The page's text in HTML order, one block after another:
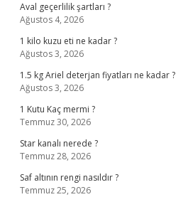
Aval geçerlilik şartları ?
Ağustos 4, 2026
1 kilo kuzu eti ne kadar ?
Ağustos 3, 2026
1.5 kg Ariel deterjan fiyatları ne kadar ?
Ağustos 3, 2026
1 Kutu Kaç mermi ?
Temmuz 30, 2026
Star kanalı nerede ?
Temmuz 28, 2026
Saf altının rengi nasıldır ?
Temmuz 25, 2026